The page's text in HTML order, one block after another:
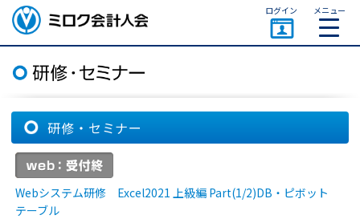
ミロク会計人会 MIROKU
ACCOUNTING PERSON
ASSOCIATION
ログイン メニュー
研修・セミナー
Webシステム研修 Excel2021 上級編 Part(1/2)DB・ピボット
テーブル